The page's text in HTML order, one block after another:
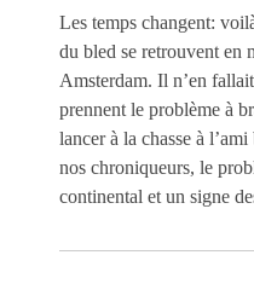
Les temps changent:
du bled se retrouvent en
Amsterdam. Il n’en
prennent le problème à
lancer à la chasse à
nos chroniqueurs, le
continental et un signe